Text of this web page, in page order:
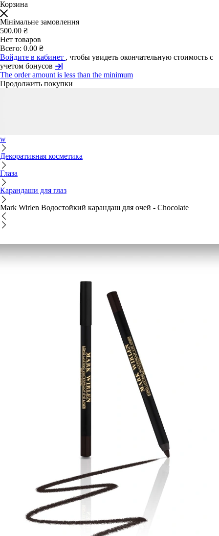
Корзина
Мінімальне замовлення
500.00 ₴
Нет товаров
Всего: 0.00 ₴
Войдите в кабинет , чтобы увидеть окончательную стоимость с
учетом бонусов
The order amount is less than the minimum
Продолжить покупки
w
Декоративная косметика
Глаза
Карандаши для глаз
Mark Wirlen Водостойкий карандаш для очей - Chocolate